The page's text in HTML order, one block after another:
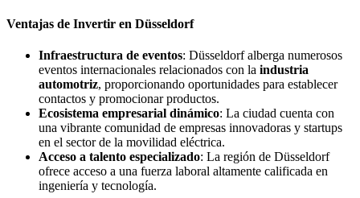
Ventajas de Invertir en Düsseldorf
Infraestructura de eventos: Düsseldorf alberga numerosos
eventos internacionales relacionados con la industria
automotriz, proporcionando oportunidades para establecer
contactos y promocionar productos.
Ecosistema empresarial dinámico: La ciudad cuenta con
una vibrante comunidad de empresas innovadoras y startups
en el sector de la movilidad eléctrica.
Acceso a talento especializado: La región de Düsseldorf
ofrece acceso a una fuerza laboral altamente calificada en
ingeniería y tecnología.